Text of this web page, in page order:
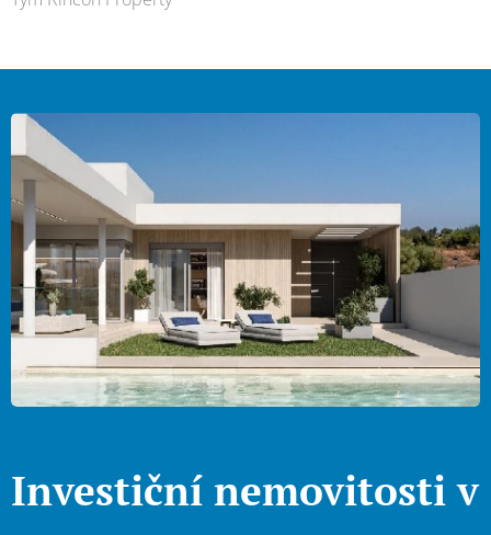
Investiční nemovitosti v